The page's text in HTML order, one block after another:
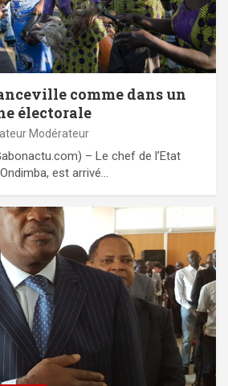
comme dans un
électorale
Modérateur
– Le chef de l’Etat
est arrivé…